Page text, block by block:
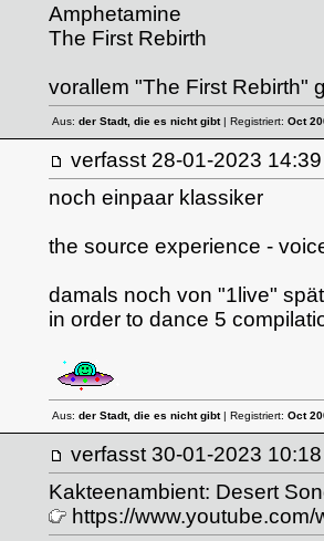
Amphetamine
The First Rebirth
vorallem "The First Rebirth"
Aus: der Stadt, die es nicht gibt| Registriert: Oct
verfasst 28-01-2023
noch einpaar klassiker
the source experience -
damals noch von "1live"
in order to dance 5
Aus: der Stadt, die es nicht gibt| Registriert: Oct
verfasst 30-01-2023
Kakteenambient: Desert
https://